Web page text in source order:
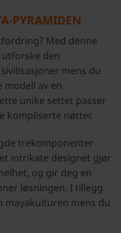
PYRAMIDEN
Med denne
den
mens du
modell av en
unike settet passer
kompliserte nøtter.
trekomponenter
intrikate designet gjør
og gir deg en
løsningen. I tillegg
mens du